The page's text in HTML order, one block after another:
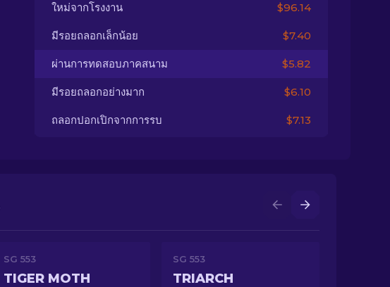
ใหม่จากโรงงาน $96.14
มีรอยถลอกเล็กน้อย $7.40
ผ่านการทดสอบภาคสนาม $5.82
มีรอยถลอกอย่างมาก $6.10
ถลอกปอกเปิกจากการรบ $7.13
SG 553
TIGER MOTH
SG 553
TRIARCH